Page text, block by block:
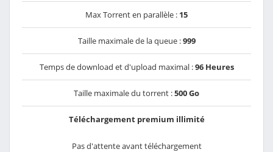
Max Torrent en parallèle : 15
Taille maximale de la queue :999
Temps de download et d'upload maximal :96 Heures
Taille maximale du torrent :500 Go
Téléchargement premium illimité
Pas d'attente avant téléchargement